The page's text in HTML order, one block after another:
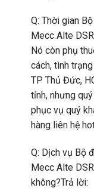
Q: Thời gian
Mecc Alte
Nó còn phụ
cách, tình
TP Thủ Đức,
tỉnh, nhưng
phục vụ quý
hàng liên hệ
Q: Dịch vụ Bộ
Mecc Alte
không?Trả lời: